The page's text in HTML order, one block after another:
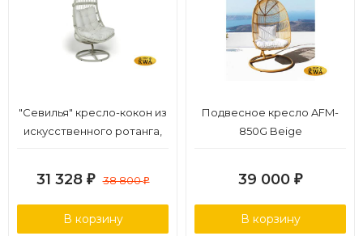
"Севилья" кресло-кокон из
искусственного ротанга,
31 328 ₽ 38 800₽
В корзину
Подвесное кресло AFM-
850G Beige
39 000 ₽
В корзину